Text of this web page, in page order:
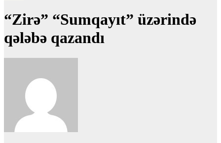
“Zirə” “Sumqayıt” üzərində
qələbə qazandı